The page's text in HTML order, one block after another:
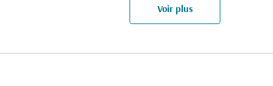
Voir plus